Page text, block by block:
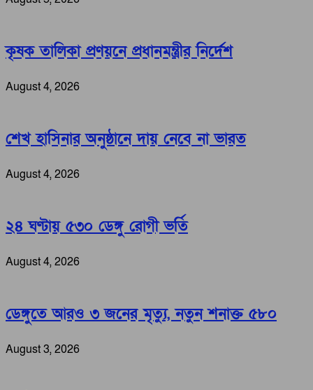
কৃষক তালিকা প্রণয়নে প্রধানমন্ত্রীর নির্দেশ
August 4, 2026
শেখ হাসিনার অনুষ্ঠানে দায় নেবে না ভারত
August 4, 2026
২৪ ঘণ্টায় ৫৩০ ডেঙ্গু রোগী ভর্তি
August 4, 2026
ডেঙ্গুতে আরও ৩ জনের মৃত্যু, নতুন শনাক্ত ৫৮০
August 3, 2026